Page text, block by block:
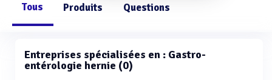
Tous Produits Questions
Entreprises spécialisées en : Gastro-
entérologie hernie (0)